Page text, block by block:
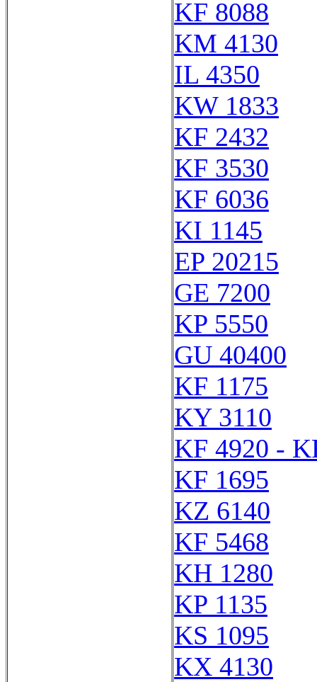
KF 8088
KM 4130
IL 4350
KW 1833
KF 2432
KF 3530
KF 6036
KI 1145
EP 20215
GE 7200
KP 5550
GU 40400
KF 1175
KY 3110
KF 4920 -
KF 1695
KZ 6140
KF 5468
KH 1280
KP 1135
KS 1095
KX 4130